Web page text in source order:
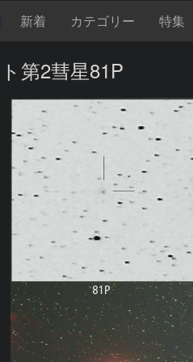
新着 カテゴリー 特集
第2彗星81P